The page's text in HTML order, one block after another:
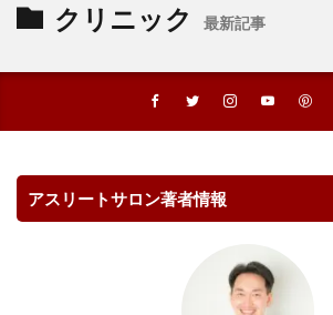
クリニック 最新記事
アスリートサロン著者情報